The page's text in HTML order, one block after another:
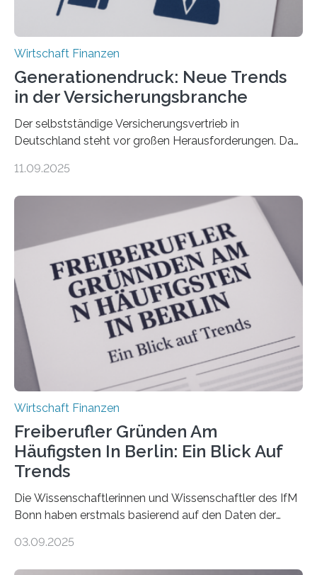
Wirtschaft Finanzen
Generationendruck: Neue Trends
in der Versicherungsbranche
Der selbstständige Versicherungsvertrieb in
Deutschland steht vor großen Herausforderungen. Das
Dr. Matthias Beenken und Prof. Dr. Lukas Linnenbrink
Bundesverbands Deutscher Versicherungskaufleute e.V.
durchgeführt haben. Die Studie basiert auf den
Antworten von 1.440 selbstständigen
Versicherungsvertreter*innen und -makler*innen. Ein
Ergebnis: Deutlich mehr als die Hälfte der Befragten ist
über 50 Jahre alt und wird in den nächsten Jahren eine
Nachfolgeregelung benötigen. Aber nur ein Drittel hat
bereits Regelungen…
11.09.2025
Wirtschaft Finanzen
Freiberufler Gründen Am
Häufigsten In Berlin: Ein Blick Auf
Trends
Die Wissenschaftlerinnen und Wissenschaftler des IfM
Bonn haben erstmals basierend auf den Daten der
Landkreise mit den meisten Gründungen von
03.09.2025